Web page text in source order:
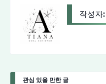
작성자:
관심 있을 만한 글